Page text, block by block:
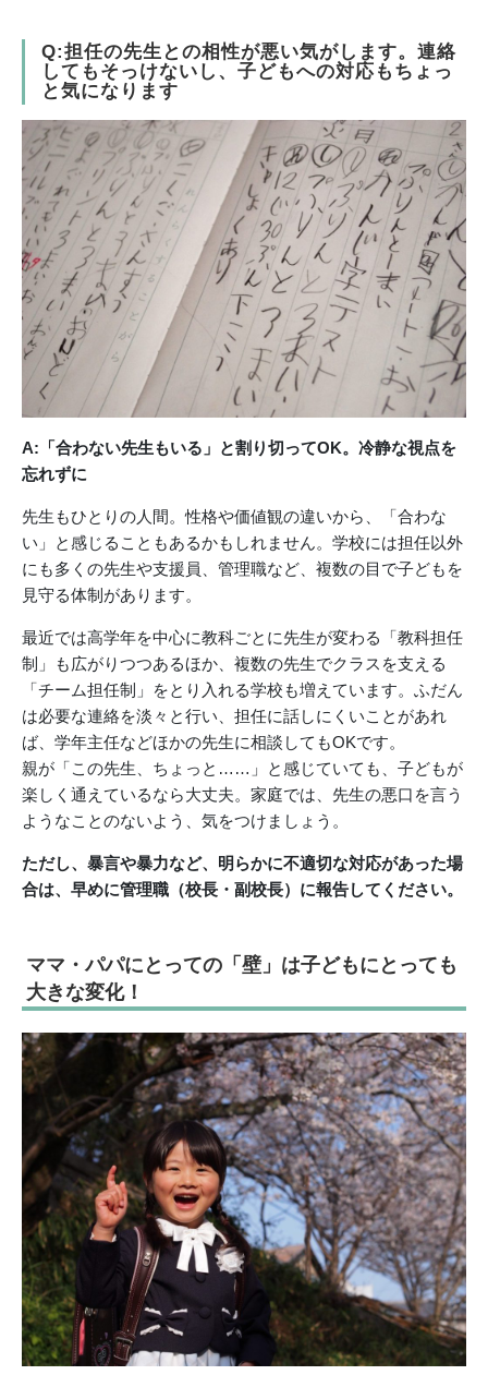
Q:担任の先生との相性が悪い気がします。連絡
してもそっけないし、子どもへの対応もちょっ
と気になります
A:「合わない先生もいる」と割り切ってOK。冷静な視点を
忘れずに
先生もひとりの人間。性格や価値観の違いから、「合わな
い」と感じることもあるかもしれません。学校には担任以外
にも多くの先生や支援員、管理職など、複数の目で子どもを
見守る体制があります。
最近では高学年を中心に教科ごとに先生が変わる「教科担任
制」も広がりつつあるほか、複数の先生でクラスを支える
「チーム担任制」をとり入れる学校も増えています。ふだん
は必要な連絡を淡々と行い、担任に話しにくいことがあれ
ば、学年主任などほかの先生に相談してもOKです。
親が「この先生、ちょっと……」と感じていても、子どもが
楽しく通えているなら大丈夫。家庭では、先生の悪口を言う
ようなことのないよう、気をつけましょう。
ただし、暴言や暴力など、明らかに不適切な対応があった場
合は、早めに管理職（校長・副校長）に報告してください。
ママ・パパにとっての「壁」は子どもにとっても
大きな変化！